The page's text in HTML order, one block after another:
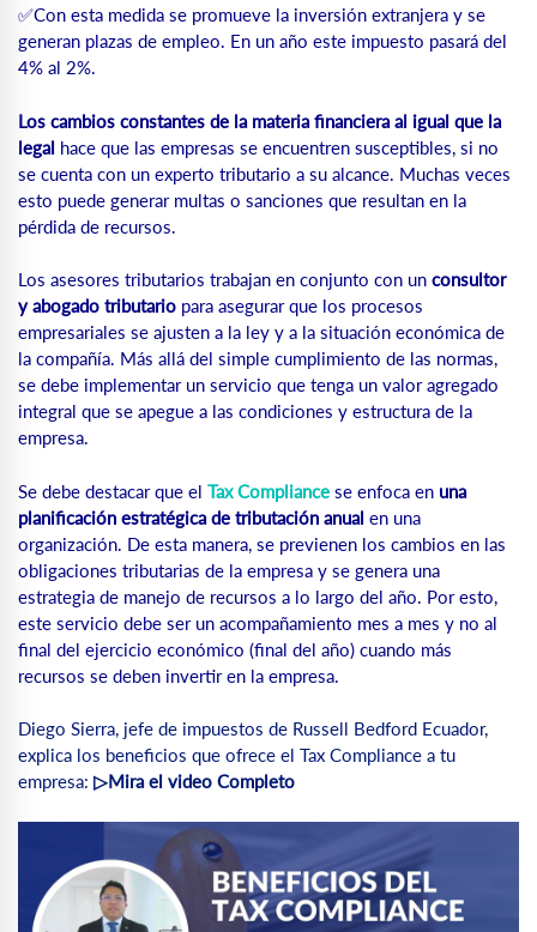
✅Con esta medida se promueve la inversión extranjera y se
generan plazas de empleo. En un año este impuesto pasará del
4% al 2%.
Los cambios constantes de la materia financiera al igual que la
legal hace que las empresas se encuentren susceptibles, si no
se cuenta con un experto tributario a su alcance. Muchas veces
esto puede generar multas o sanciones que resultan en la
pérdida de recursos.
Los asesores tributarios trabajan en conjunto con un consultor
y abogado tributario para asegurar que los procesos
empresariales se ajusten a la ley y a la situación económica de
la compañía. Más allá del simple cumplimiento de las normas,
se debe implementar un servicio que tenga un valor agregado
integral que se apegue a las condiciones y estructura de la
empresa.
Se debe destacar que el Tax Compliance se enfoca en una
planificación estratégica de tributación anual en una
organización. De esta manera, se previenen los cambios en las
obligaciones tributarias de la empresa y se genera una
estrategia de manejo de recursos a lo largo del año. Por esto,
este servicio debe ser un acompañamiento mes a mes y no al
final del ejercicio económico (final del año) cuando más
recursos se deben invertir en la empresa.
Diego Sierra, jefe de impuestos de Russell Bedford Ecuador,
explica los beneficios que ofrece el Tax Compliance a tu
empresa: ▷Mira el video Completo